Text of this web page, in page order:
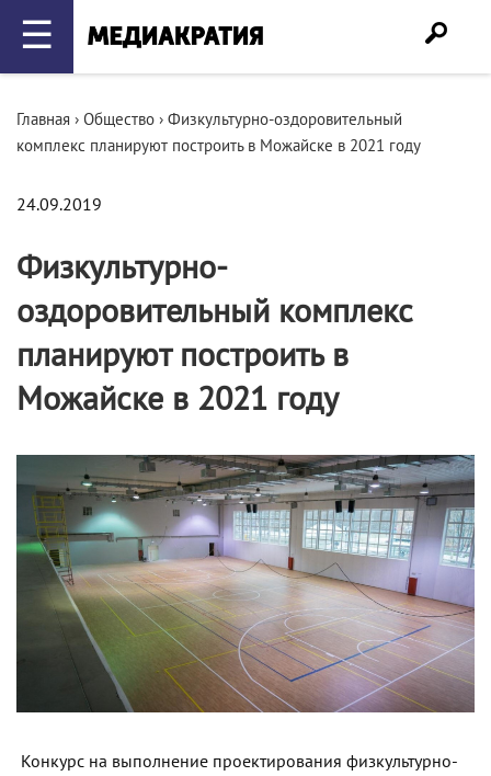
☰
Главная › Общество › Физкультурно-оздоровительный
комплекс планируют построить в Можайске в 2021 году
24.09.2019
Физкультурно-
оздоровительный комплекс
планируют построить в
Можайске в 2021 году
Конкурс на выполнение проектирования физкультурно-